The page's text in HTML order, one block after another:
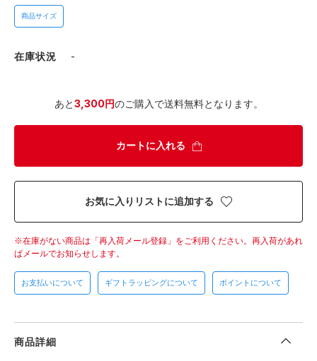
商品サイズ
在庫状況 -
あと3,300円のご購入で送料無料となります。
カートに入れる
お気に入りリストに追加する
在庫がない商品は「再入荷メール登録」をご利用ください。 再入荷があれ
ばメールでお知らせします。
お支払いについて ギフトラッピングについて ポイントについて
商品詳細